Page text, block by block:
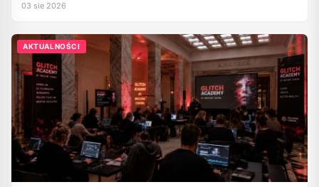
03 sie 2026
AKTUALNOŚCI